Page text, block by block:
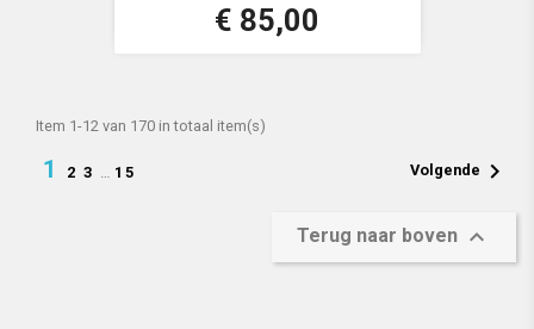
Prijs
€ 85,00
Item 1-12 van 170 in totaal item(s)
1 2 3 … 15 Volgende 
Terug naar boven 